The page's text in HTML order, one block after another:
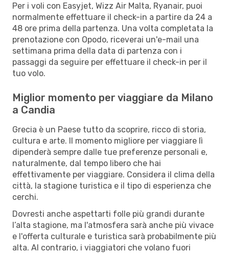
Per i voli con Easyjet, Wizz Air Malta, Ryanair, puoi
normalmente effettuare il check-in a partire da 24 a
48 ore prima della partenza. Una volta completata la
prenotazione con Opodo, riceverai un'e-mail una
settimana prima della data di partenza con i
passaggi da seguire per effettuare il check-in per il
tuo volo.
Miglior momento per viaggiare da Milano
a Candia
Grecia è un Paese tutto da scoprire, ricco di storia,
cultura e arte. Il momento migliore per viaggiare lì
dipenderà sempre dalle tue preferenze personali e,
naturalmente, dal tempo libero che hai
effettivamente per viaggiare. Considera il clima della
città, la stagione turistica e il tipo di esperienza che
cerchi.
Dovresti anche aspettarti folle più grandi durante
l’alta stagione, ma l'atmosfera sarà anche più vivace
e l'offerta culturale e turistica sarà probabilmente più
alta. Al contrario, i viaggiatori che volano fuori